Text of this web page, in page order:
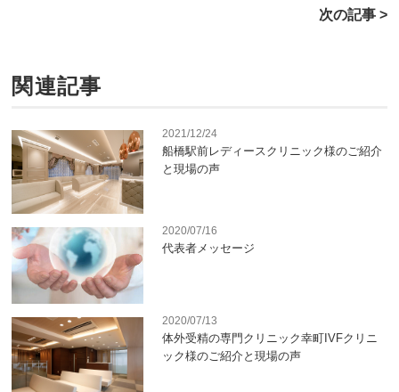
次の記事 >
関連記事
2021/12/24
船橋駅前レディースクリニック様のご紹介
と現場の声
2020/07/16
代表者メッセージ
2020/07/13
体外受精の専門クリニック幸町IVFクリニ
ック様のご紹介と現場の声